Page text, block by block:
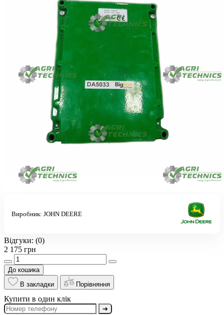
Виробник: JOHN DEERE
Відгуки: (0)
2 175 грн
До кошика
В закладки
Порівняння
Купити в один клік
➔